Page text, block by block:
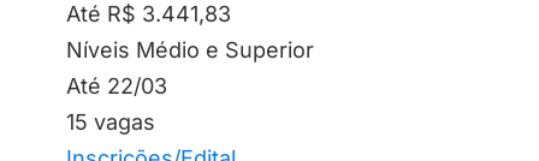
Até R$ 3.441,83
Níveis Médio e Superior
Até 22/03
15 vagas